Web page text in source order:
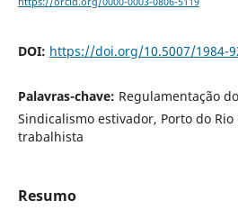
DOI: https://doi.org/10.5007/1984-
Palavras-chave: Regulamentação
Sindicalismo estivador, Porto do Rio
trabalhista
Resumo